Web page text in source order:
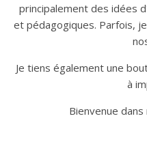
principalement des idées
et pédagogiques. Parfois,
Je tiens également une
à
Bienvenue